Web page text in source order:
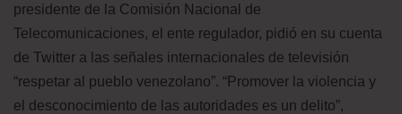
presidente de la Comisión Nacional de
Telecomunicaciones, el ente regulador, pidió en su cuenta
de Twitter a las señales internacionales de televisión
“respetar al pueblo venezolano”. “Promover la violencia y
el desconocimiento de las autoridades es un delito”,